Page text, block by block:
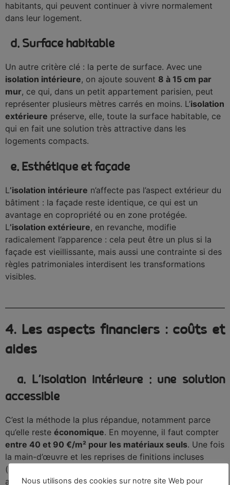
habitants, qui peuvent continuer à vivre normalement
dans leur logement.
d. Surface habitable
Un autre critère clé : la perte de surface. Avec une
isolation intérieure, on ajoute souvent 8 à 15 cm par
mur, ce qui, dans un petit appartement parisien, peut
représenter plusieurs mètres carrés en moins. L’isolation
extérieure préserve, elle, toute la surface habitable, ce
qui en fait une solution très attractive dans les
logements compacts.
e. Esthétique et façade
L’isolation intérieure n’affecte pas l’aspect extérieur du
bâtiment : la façade reste identique, ce qui est un
avantage en copropriété ou en zone protégée.
L’isolation extérieure, en revanche, modifie
radicalement l’apparence : cela peut être un plus si la
façade est vieillissante, mais aussi une contrainte si des
règles patrimoniales interdisent les transformations
visibles.
4. Les aspects financiers : coûts et
aides
a. L’isolation intérieure : une solution
accessible
C’est la méthode la plus répandue, notamment parce
qu’elle reste économique. En moyenne, il faut compter
entre 40 et 90 €/m² pour les matériaux seuls. Une fois
la main-d’œuvre et les reprises de finitions incluses
(peinture, repositionnement des prises électriques,
ajustement des sols), le coût total se situe plutôtentre
Nous utilisons des cookies sur notre site Web pour